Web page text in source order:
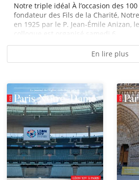
Notre triple idéal À l’occasion des
fondateur des Fils de la Charité,
en 1925 par le P. Jean-Émile Anizan,
colloque est organisé samedi 6...
En lire plus